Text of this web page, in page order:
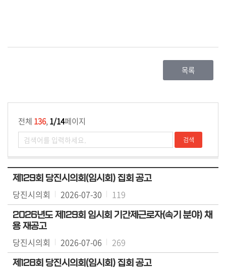
의
공
개
이
용
안
내
목록
전체 136, 1/14페이지
제129회 당진시의회(임시회) 집회 공고
당진시의회 2026-07-30 119
2026년도 제129회 임시회 기간제근로자(속기 분야) 채
용 재공고
당진시의회 2026-07-06 269
제128회 당진시의회(임시회) 집회 공고